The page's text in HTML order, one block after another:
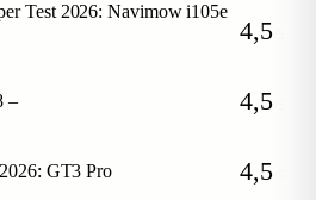
Test 2026: Navimow i105e
4,5
– 4,5
GT3 Pro 4,5